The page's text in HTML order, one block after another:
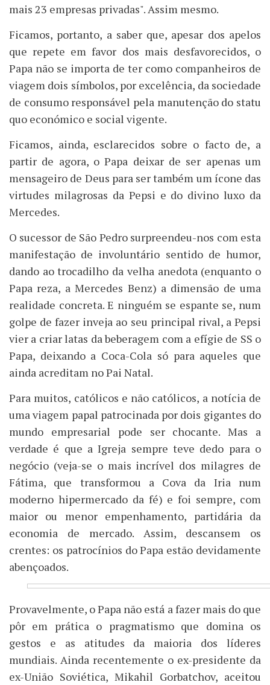
mais 23 empresas privadas". Assim mesmo.
Ficamos, portanto, a saber que, apesar dos apelos
que repete em favor dos mais desfavorecidos, o
Papa não se importa de ter como companheiros de
viagem dois símbolos, por excelência, da sociedade
de consumo responsável pela manutenção do statu
quo económico e social vigente.
Ficamos, ainda, esclarecidos sobre o facto de, a
partir de agora, o Papa deixar de ser apenas um
mensageiro de Deus para ser também um ícone das
virtudes milagrosas da Pepsi e do divino luxo da
Mercedes.
O sucessor de São Pedro surpreendeu-nos com esta
manifestação de involuntário sentido de humor,
dando ao trocadilho da velha anedota (enquanto o
Papa reza, a Mercedes Benz) a dimensão de uma
realidade concreta. E ninguém se espante se, num
golpe de fazer inveja ao seu principal rival, a Pepsi
vier a criar latas da beberagem com a efígie de SS o
Papa, deixando a Coca-Cola só para aqueles que
ainda acreditam no Pai Natal.
Para muitos, católicos e não católicos, a notícia de
uma viagem papal patrocinada por dois gigantes do
mundo empresarial pode ser chocante. Mas a
verdade é que a Igreja sempre teve dedo para o
negócio (veja-se o mais incrível dos milagres de
Fátima, que transformou a Cova da Iria num
moderno hipermercado da fé) e foi sempre, com
maior ou menor empenhamento, partidária da
economia de mercado. Assim, descansem os
crentes: os patrocínios do Papa estão devidamente
abençoados.
Provavelmente, o Papa não está a fazer mais do que
pôr em prática o pragmatismo que domina os
gestos e as atitudes da maioria dos líderes
mundiais. Ainda recentemente o ex-presidente da
ex-União Soviética, Mikahil Gorbatchov, aceitou